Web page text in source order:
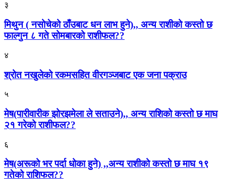
३
मिथुन ( नसोचेको ठाँउबाट धन लाभ हुने),, अन्य राशीको कस्तो छ
फाल्गुन ८ गते सोमबारको राशीफल??
४
श्रोत नखुलेको रकमसहित वीरगञ्जबाट एक जना पक्राउ
५
मेष(पारीवारीक झोरझमेला ले सताउने),, अन्य राशिको कस्तो छ माघ
२१ गरेको राशीफल??
६
मेष(अरूको भर पर्दा धोका हुने) ,,अन्य राशीको कस्तो छ माघ १९
गतेको राशिफल??